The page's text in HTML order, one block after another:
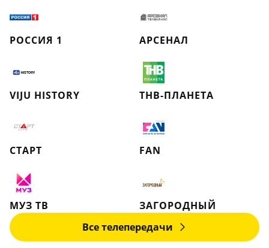
РОССИЯ 1 АРСЕНАЛ
VIJU HISTORY ТНВ-ПЛАНЕТА
СТАРТ FAN
МУЗ ТВ
ЗАГОРОДНЫЙ
Все телепередачи